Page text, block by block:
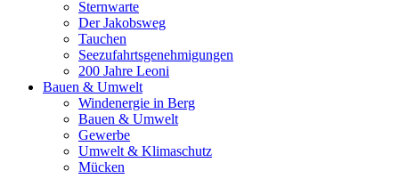
Sternwarte
Der Jakobsweg
Tauchen
Seezufahrtsgenehmigungen
200 Jahre Leoni
Bauen & Umwelt
Windenergie in Berg
Bauen & Umwelt
Gewerbe
Umwelt & Klimaschutz
Mücken